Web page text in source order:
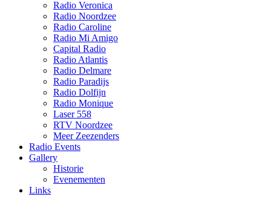
Radio Veronica
Radio Noordzee
Radio Caroline
Radio Mi Amigo
Capital Radio
Radio Atlantis
Radio Delmare
Radio Paradijs
Radio Dolfijn
Radio Monique
Laser 558
RTV Noordzee
Meer Zeezenders
Radio Events
Gallery
Historie
Evenementen
Links